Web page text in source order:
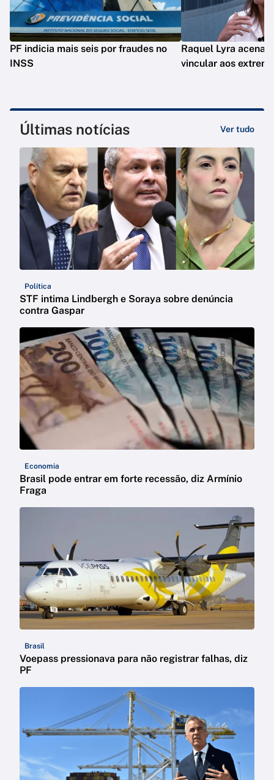
PF indicia mais seis por fraudes no
INSS
Raquel Lyra acena
vincular aos
Últimas notícias Ver tudo
Política
STF intima Lindbergh e Soraya sobre denúncia
contra Gaspar
Economia
Brasil pode entrar em forte recessão, diz Armínio
Fraga
Brasil
Voepass pressionava para não registrar falhas, diz
PF